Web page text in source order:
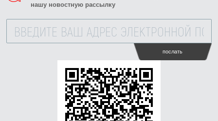
нашу новостную рассылку
послать